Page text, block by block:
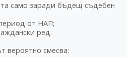
само заради бъдещ съдебен
от НАП;
ред.
вероятно смесва: